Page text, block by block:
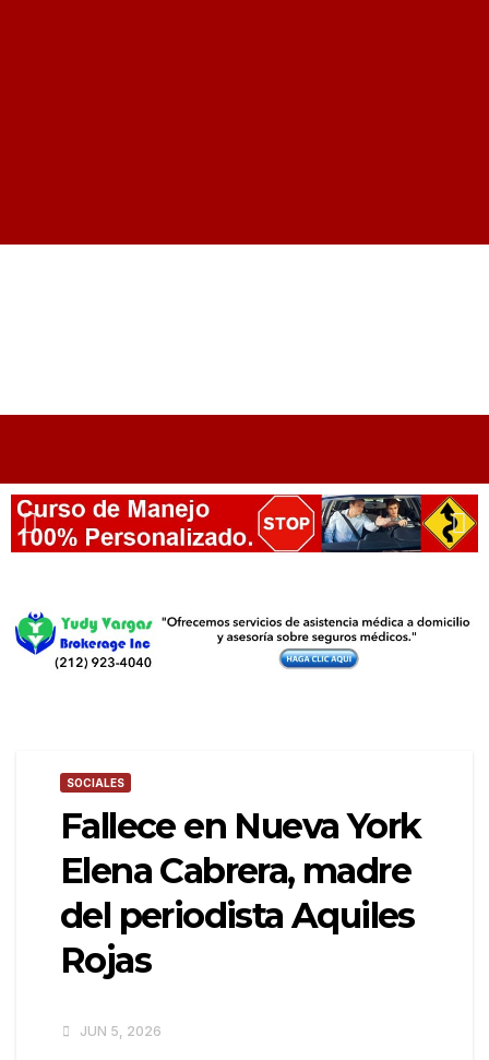
SOCIALES
Fallece en Nueva York
Elena Cabrera, madre
del periodista Aquiles
Rojas
JUN 5, 2026